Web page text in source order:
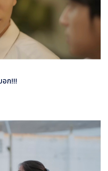
อก!!!